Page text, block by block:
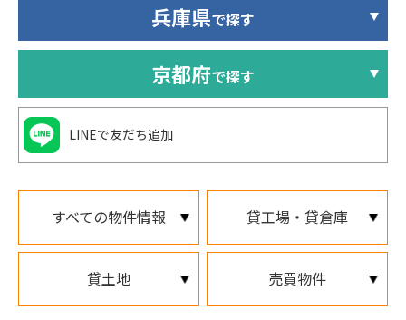
すべての物件情報 貸工場・貸倉庫
貸土地 売買物件
兵庫県で探す
京都府で探す
LINEで友だち追加